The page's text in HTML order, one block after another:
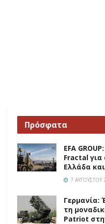
Πρόσφατα
EFA
Fractal για
Ελλάδα
7 ΑΥΓΟΎΣΤΟΥ
Γερμανία:
τη
Patriot